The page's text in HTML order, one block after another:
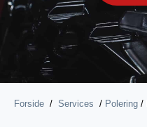
Forside / Services / Polering /